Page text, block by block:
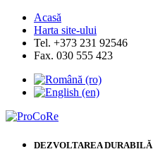
Acasă
Harta site-ului
Tel. +373 231 92546
Fax. 030 555 423
DEZVOLTAREA